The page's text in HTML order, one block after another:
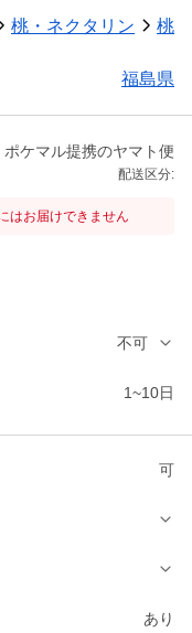
桃・ネクタリン 桃
福島県
ポケマル提携のヤマト便
配送区分:
はお届けできません
不可
1~10日
可
あり